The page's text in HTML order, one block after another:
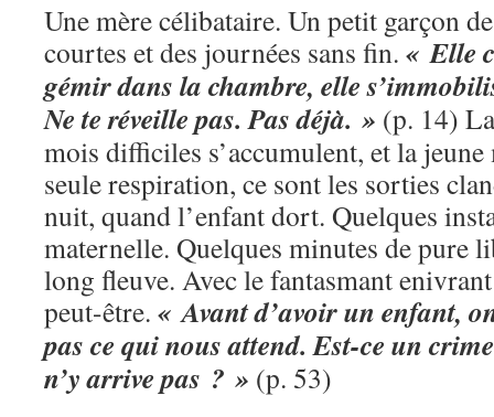
Une mère célibataire. Un petit garçon
courtes et des journées sans fin. « Elle
gémir dans la chambre, elle
Ne te réveille pas. Pas déjà. » (p. 14)
mois difficiles s’accumulent, et la jeune
seule respiration, ce sont les sorties
nuit, quand l’enfant dort. Quelques
maternelle. Quelques minutes de pure
long fleuve. Avec le fantasmant
peut-être. « Avant d’avoir un enfant,
pas ce qui nous attend. Est-ce un
n’y arrive pas ? » (p. 53)